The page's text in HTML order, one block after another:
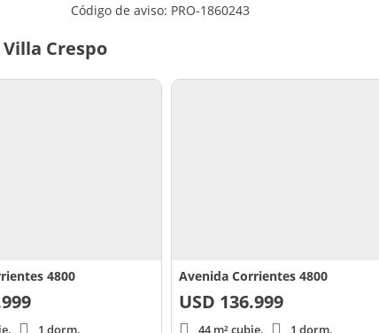
Código de aviso: PRO-1860243
Crespo
4800
1 dorm.
Avenida Corrientes 4800
USD 136.999
44 m² cubie. 1 dorm.